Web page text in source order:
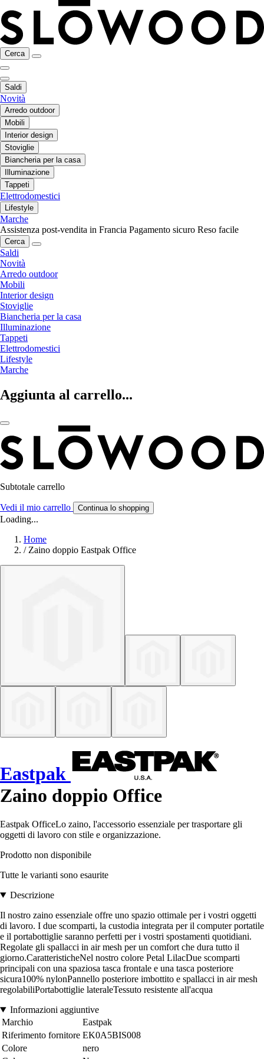
Cerca
Saldi
Novità
Arredo outdoor
Mobili
Interior design
Stoviglie
Biancheria per la casa
Illuminazione
Tappeti
Elettrodomestici
Lifestyle
Marche
Assistenza post-vendita in Francia Pagamento sicuro Reso facile
Cerca
Saldi
Novità
Arredo outdoor
Mobili
Interior design
Stoviglie
Biancheria per la casa
Illuminazione
Tappeti
Elettrodomestici
Lifestyle
Marche
Aggiunta al carrello...
Subtotale carrello
Vedi il mio carrello Continua lo shopping
Loading...
Home
/ Zaino doppio Eastpak Office
Eastpak
Zaino doppio Office
Eastpak OfficeLo zaino, l'accessorio essenziale per trasportare gli
oggetti di lavoro con stile e organizzazione.
Prodotto non disponibile
Tutte le varianti sono esaurite
Descrizione
Il nostro zaino essenziale offre uno spazio ottimale per i vostri oggetti
di lavoro. I due scomparti, la custodia integrata per il computer portatile
e il portabottiglie saranno perfetti per i vostri spostamenti quotidiani.
Regolate gli spallacci in air mesh per un comfort che dura tutto il
giorno.CaratteristicheNel nostro colore Petal LilacDue scomparti
principali con una spaziosa tasca frontale e una tasca posteriore
sicura100% nylonPannello posteriore imbottito e spallacci in air mesh
regolabiliPortabottiglie lateraleTessuto resistente all'acqua
Informazioni aggiuntive
Marchio
Eastpak
Riferimento fornitore EK0A5BIS008
Colore
nero